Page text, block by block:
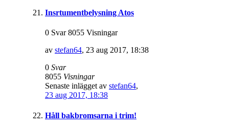
Insrtumentbelysning Atos
0 Svar 8055 Visningar
av stefan64, 23 aug 2017, 18:38
0 Svar
8055 Visningar
Senaste inlägget av stefan64,
23 aug 2017, 18:38
Håll bakbromsarna i trim!